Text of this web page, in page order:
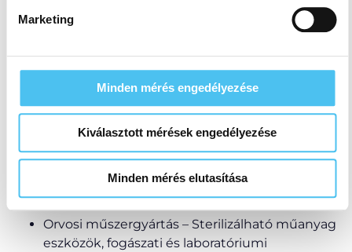
Marketing
Minden mérés engedélyezése
Kiválasztott mérések engedélyezése
Minden mérés elutasítása
területek az iparban
A műanyagból készült alkatrészek számos területen
Gépipar – Kopásálló vezetőelemek, csapágyak,
mechanikai alkatrészek.
Elektronikai ipar – Elektromos szigetelő
Autóipar – Könnyű és strapabíró szerkezeti
Orvosi műszergyártás – Sterilizálható műanyag
eszközök, fogászati és laboratóriumi